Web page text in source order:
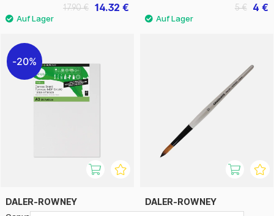
14.32 €
17.90 € 4 €
5 €
20%
DALER-ROWNEY DALER-ROWNEY